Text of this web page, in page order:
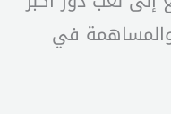
والمساهمة في